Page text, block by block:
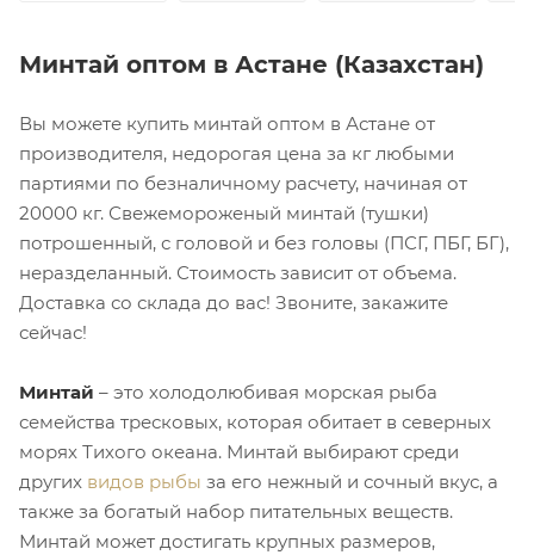
Минтай оптом в Астане (Казахстан)
Вы можете купить минтай оптом в Астане от
производителя, недорогая цена за кг любыми
партиями по безналичному расчету, начиная от
20000 кг. Свежемороженый минтай (тушки)
потрошенный, с головой и без головы (ПСГ, ПБГ, БГ),
неразделанный. Стоимость зависит от объема.
Доставка со склада до вас! Звоните, закажите
сейчас!
Минтай – это холодолюбивая морская рыба
семейства тресковых, которая обитает в северных
морях Тихого океана. Минтай выбирают среди
других видов рыбы за его нежный и сочный вкус, а
также за богатый набор питательных веществ.
Минтай может достигать крупных размеров,